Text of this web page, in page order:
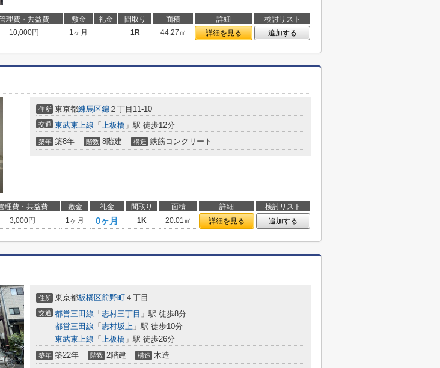
理費・共益費 敷金 礼金 間取り 面積 詳細
検討リスト
10,000円 1ヶ月 1R 44.27㎡ 詳細を見る 追加する
住所 東京都練馬区錦 ２丁目11-10
交通 東武東上線 「 上板橋 」駅 徒歩12分
築年 築8年 階数 8階建 構造 鉄筋コンクリート
理費・共益費 敷金 礼金 間取り 面積 詳細
検討リスト
3,000円 1ヶ月 0ヶ月 1K 20.01㎡ 詳細を見る 追加する
住所 東京都板橋区前野町 ４丁目
交通 都営三田線 「 志村三丁目 」駅 徒歩8分
都営三田線 「 志村坂上 」駅 徒歩10分
東武東上線 「 上板橋 」駅 徒歩26分
築年 築22年 階数 2階建 構造 木造